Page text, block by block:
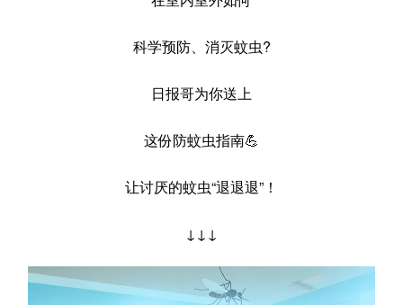
科学预防、消灭蚊虫?
日报哥为你送上
这份防蚊虫指南💪
让讨厌的蚊虫“退退退”！
↓↓↓